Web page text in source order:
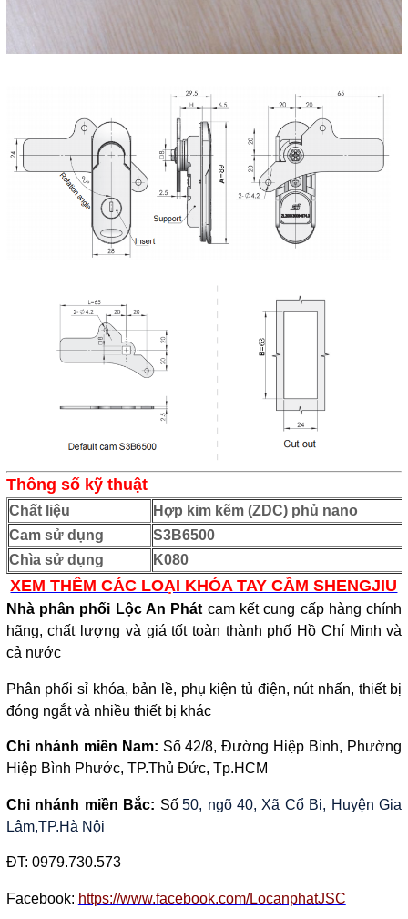
Thông số kỹ thuật
Chất liệu
Hợp kim kẽm (ZDC) phủ nano
Cam sử dụng
S3B6500
Chìa sử dụng
K080
XEM THÊM CÁC LOẠI KHÓA TAY CẦM SHENGJIU
Nhà phân phối Lộc An Phát cam kết cung cấp hàng chính
hãng, chất lượng và giá tốt toàn thành phố Hồ Chí Minh và
cả nước
Phân phối sỉ khóa, bản lề, phụ kiện tủ điện, nút nhấn, thiết bị
đóng ngắt và nhiều thiết bị khác
Chi nhánh miền Nam: Số 42/8, Đường Hiệp Bình, Phường
Hiệp Bình Phước, TP.Thủ Đức, Tp.HCM
Chi nhánh miền Bắc: Số 50, ngõ 40, Xã Cổ Bi, Huyện Gia
Lâm,TP.Hà Nội
ĐT: 0979.730.573
Facebook: https://www.facebook.com/LocanphatJSC